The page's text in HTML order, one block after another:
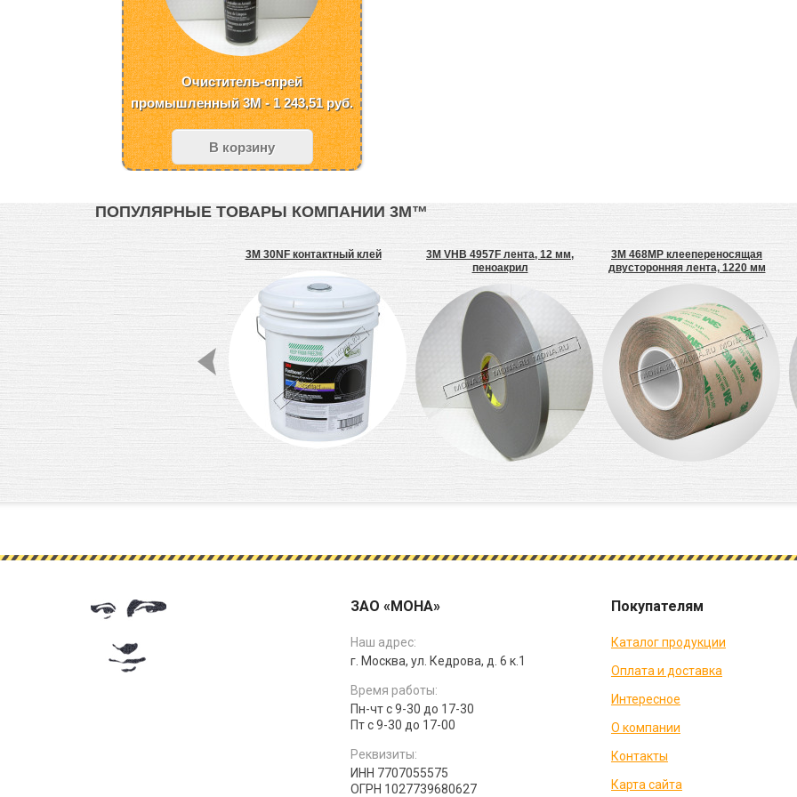
Очиститель-спрей
промышленный 3M - 1 243,51руб.
В корзину
ПОПУЛЯРНЫЕ ТОВАРЫ КОМПАНИИ 3М™
3M 30NF контактный клей
3M VHB 4957F лента, 12 мм,
пеноакрил
3M 468MP клеепереносящая
двусторонняя лента, 1220 мм
ЗАО «МОНА»
Наш адрес:
г. Москва, ул. Кедрова, д. 6 к.1
Время работы:
Пн-чт с 9-30 до 17-30
Пт с 9-30 до 17-00
Реквизиты:
ИНН 7707055575
ОГРН 1027739680627
Покупателям
Каталог продукции
Оплата и доставка
Интересное
О компании
Контакты
Карта сайта